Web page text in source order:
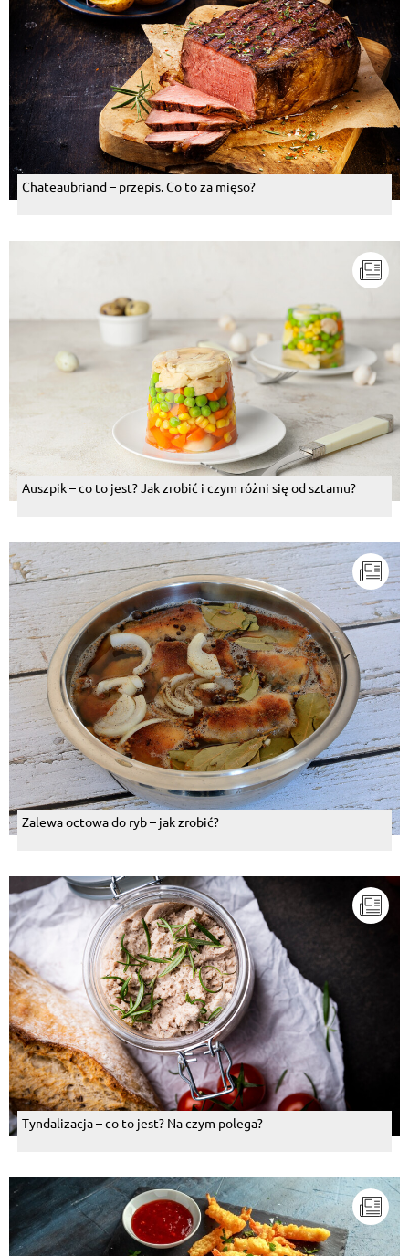
Chateaubriand – przepis. Co to za mięso?
Auszpik – co to jest? Jak zrobić i czym różni się od sztamu?
Zalewa octowa do ryb – jak zrobić?
Tyndalizacja – co to jest? Na czym polega?